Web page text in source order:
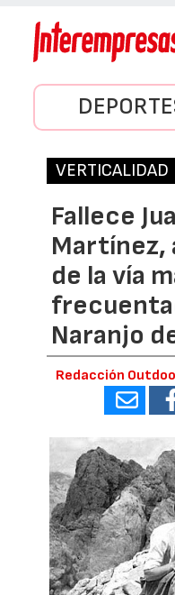
VERTICALIDAD
Fallece
de la vía
Naranjo
Redacción